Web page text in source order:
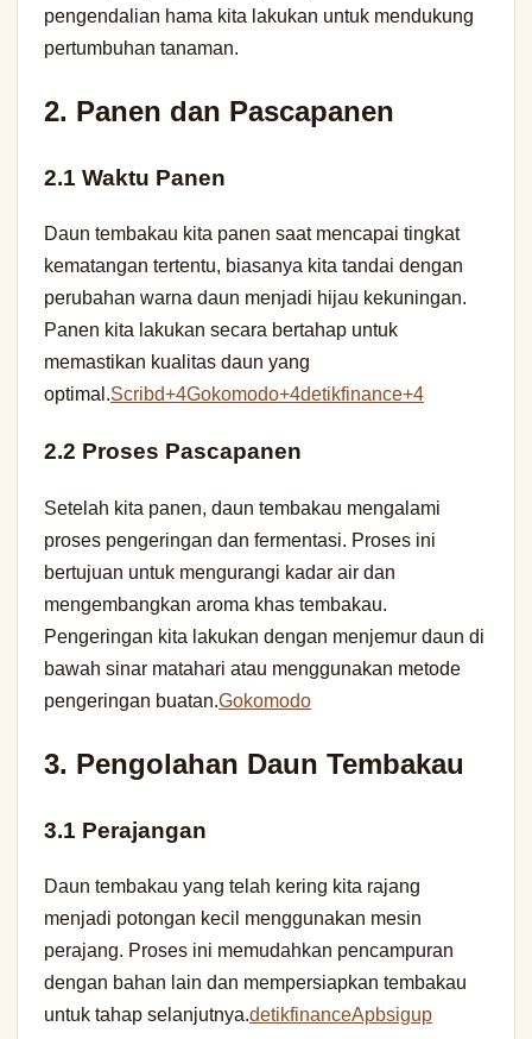
pengendalian hama kita lakukan untuk mendukung
pertumbuhan tanaman.
2. Panen dan Pascapanen
2.1 Waktu Panen
Daun tembakau kita panen saat mencapai tingkat
kematangan tertentu, biasanya kita tandai dengan
perubahan warna daun menjadi hijau kekuningan.
Panen kita lakukan secara bertahap untuk
memastikan kualitas daun yang
optimal.Scribd+4Gokomodo+4detikfinance+4
2.2 Proses Pascapanen
Setelah kita panen, daun tembakau mengalami
proses pengeringan dan fermentasi. Proses ini
bertujuan untuk mengurangi kadar air dan
mengembangkan aroma khas tembakau.
Pengeringan kita lakukan dengan menjemur daun di
bawah sinar matahari atau menggunakan metode
pengeringan buatan.Gokomodo
3. Pengolahan Daun Tembakau
3.1 Perajangan
Daun tembakau yang telah kering kita rajang
menjadi potongan kecil menggunakan mesin
perajang. Proses ini memudahkan pencampuran
dengan bahan lain dan mempersiapkan tembakau
untuk tahap selanjutnya.detikfinanceApbsigup